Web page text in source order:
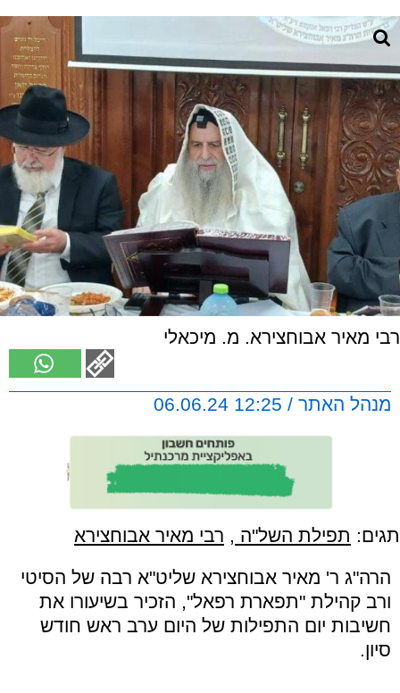
רבי מאיר אבוחצירא. מ. מיכאלי
מנהל האתר / 12:25 06.06.24
תגים: תפילת השל"ה , רבי מאיר אבוחצירא
הרה"ג ר' מאיר אבוחצירא שליט"א רבה של הסיטי
ורב קהילת "תפארת רפאל", הזכיר בשיעורו את
חשיבות יום התפילות של היום ערב ראש חודש
סיון.